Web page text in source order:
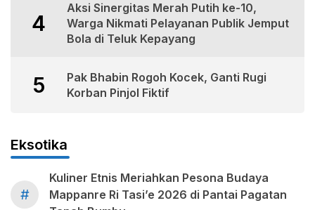
4
Aksi Sinergitas Merah Putih ke-10,
Warga Nikmati Pelayanan Publik Jemput
Bola di Teluk Kepayang
5
Pak Bhabin Rogoh Kocek, Ganti Rugi
Korban Pinjol Fiktif
Eksotika
#
Kuliner Etnis Meriahkan Pesona Budaya
Mappanre Ri Tasi’e 2026 di Pantai Pagatan